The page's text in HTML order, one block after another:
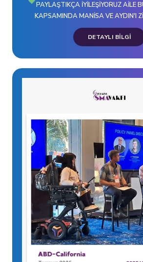
PAYLAŞTIKÇA İYİLEŞİYORUZ AİLE
KAPSAMINDA MANİSA VE AYDIN'I